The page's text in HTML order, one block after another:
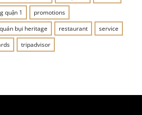
quận 1
promotions
quán bụi heritage restaurant
service
tripadvisor